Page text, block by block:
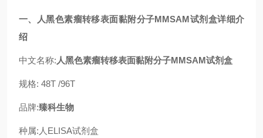
一、 人黑色素瘤转移表面黏附分子MMSAM试剂盒详细介
绍
中文名称: 人黑色素瘤转移表面黏附分子MMSAM试剂盒
规格: 48T /96T
品牌:臻科生物
种属:人ELISA试剂盒